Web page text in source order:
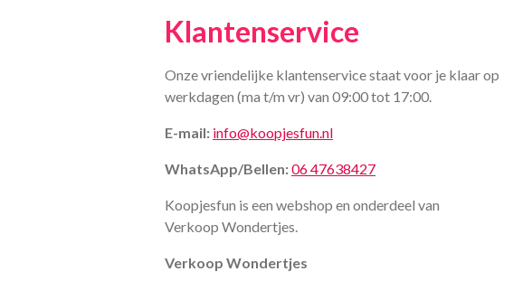
Klantenservice
Onze vriendelijke klantenservice staat voor je klaar op
werkdagen (ma t/m vr) van 09:00 tot 17:00.
E-mail: info@koopjesfun.nl
WhatsApp/Bellen:06 47638427
Koopjesfun is een webshop en onderdeel van
Verkoop Wondertjes.
Verkoop Wondertjes